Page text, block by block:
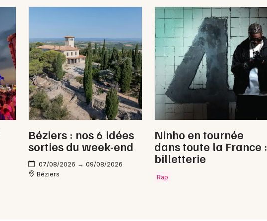
Béziers : nos 6 idées
sorties du week-end
07/08/2026 → 09/08/2026
Béziers
Ninho en tournée
dans toute la France :
billetterie
Rap